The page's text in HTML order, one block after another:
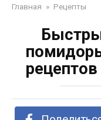
Главная » Рецепты